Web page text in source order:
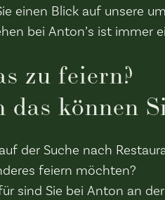
einen Blick auf unsere
bei Anton’s ist immer
zu feiern?
das können
der Suche nach
feiern möchten?
sind Sie bei Anton an